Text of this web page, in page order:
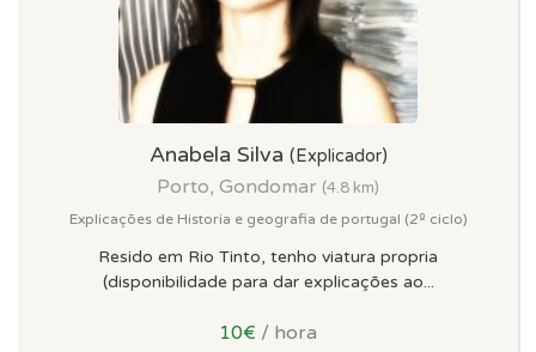
Anabela Silva (Explicador)
Porto, Gondomar (4.8 km)
Explicações de Historia e geografia de portugal (2º ciclo)
Resido em Rio Tinto, tenho viatura propria
(disponibilidade para dar explicações ao...
10€ / hora